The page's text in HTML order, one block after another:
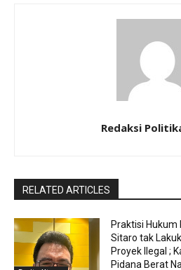
Redaksi
RELATED ARTICLES
Praktisi
Sitaro tak
Proyek Ilegal ;
Pidana Berat